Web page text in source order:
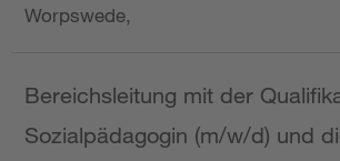
Worpswede,
Bereichsleitung mit der
Sozialpädagogin (m/w/d) und